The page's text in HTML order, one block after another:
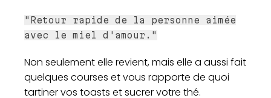
"Retour rapide de la personne aimée
avec le miel d'amour."
Non seulement elle revient, mais elle a aussi fait
quelques courses et vous rapporte de quoi
tartiner vos toasts et sucrer votre thé.